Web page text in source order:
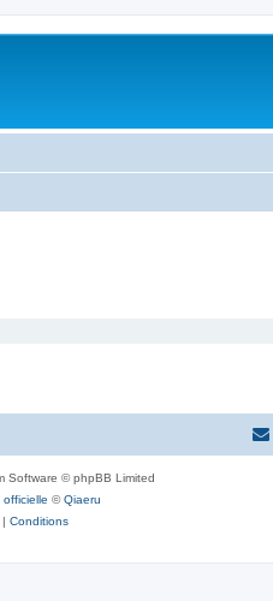
Software © phpBB Limited
©Qiaeru
| Conditions